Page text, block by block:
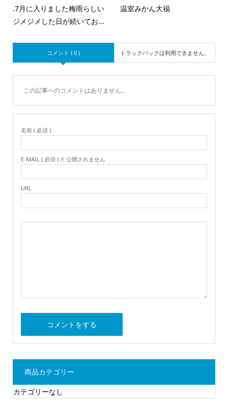
.7月に入りました梅雨らしい
ジメジメした日が続いてお...
温室みかん大福
コメント ( 0 ) トラックバックは利用できません。
この記事へのコメントはありません。
名前 ( 必須 )
E-MAIL ( 必須 ) ※ 公開されません
URL
商品カテゴリー
カテゴリーなし